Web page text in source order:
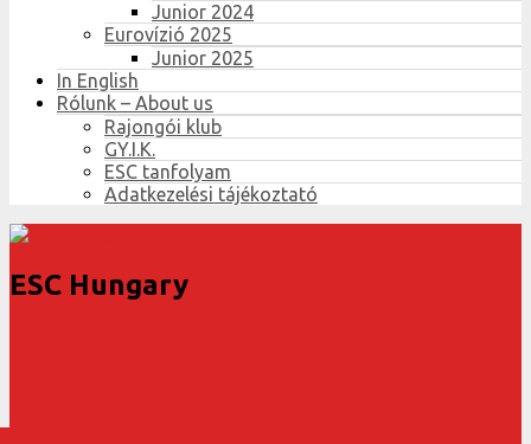
Junior 2024
Eurovízió 2025
Junior 2025
In English
Rólunk – About us
Rajongói klub
GY.I.K.
ESC tanfolyam
Adatkezelési tájékoztató
ESC Hungary